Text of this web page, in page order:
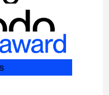
socials
linkedin